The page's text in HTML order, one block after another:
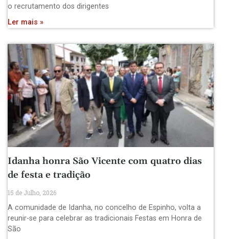
o recrutamento dos dirigentes
Ler mais »
Idanha honra São Vicente com quatro dias
de festa e tradição
15 de Julho, 2026
A comunidade de Idanha, no concelho de Espinho, volta a
reunir-se para celebrar as tradicionais Festas em Honra de
São